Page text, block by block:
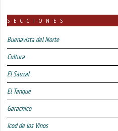
SECCIONES
Buenavista del Norte
Cultura
El Sauzal
El Tanque
Garachico
Icod de los Vinos